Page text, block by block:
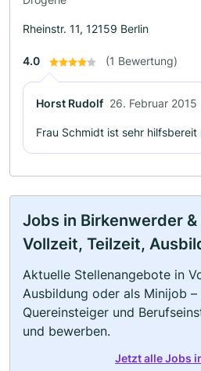
Rheinstr. 11, 12159 Berlin
4.0 (1 Bewertung)
Horst Rudolf 26. Februar 2015
Frau Schmidt ist sehr
Jobs in Birkenwerder
Vollzeit, Teilzeit,
Aktuelle Stellenangebote in
Ausbildung oder als Minijob
Quereinsteiger und
und bewerben.
Jetzt alle Jobs